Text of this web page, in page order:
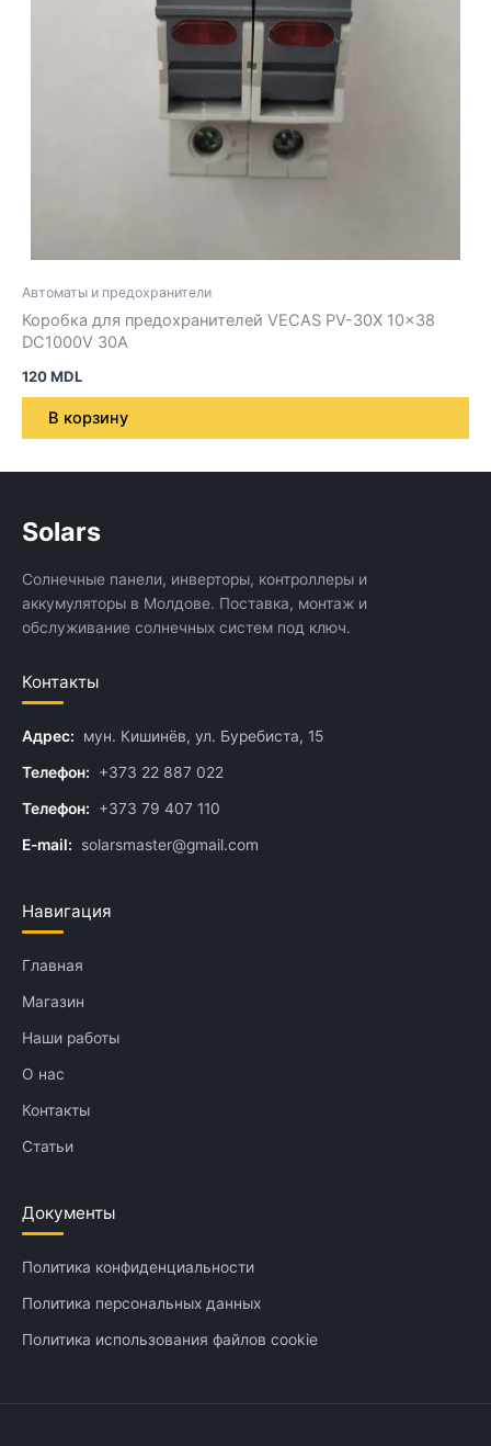
Автоматы и предохранители
Коробка для предохранителей VECAS PV-30X 10×38
DC1000V 30A
120MDL
В корзину
Solars
Солнечные панели, инверторы, контроллеры и
аккумуляторы в Молдове. Поставка, монтаж и
обслуживание солнечных систем под ключ.
Контакты
Адрес: мун. Кишинёв, ул. Буребиста, 15
Телефон: +373 22 887 022
Телефон: +373 79 407 110
E-mail: solarsmaster@gmail.com
Навигация
Главная
Магазин
Наши работы
О нас
Контакты
Статьи
Документы
Политика конфиденциальности
Политика персональных данных
Политика использования файлов cookie